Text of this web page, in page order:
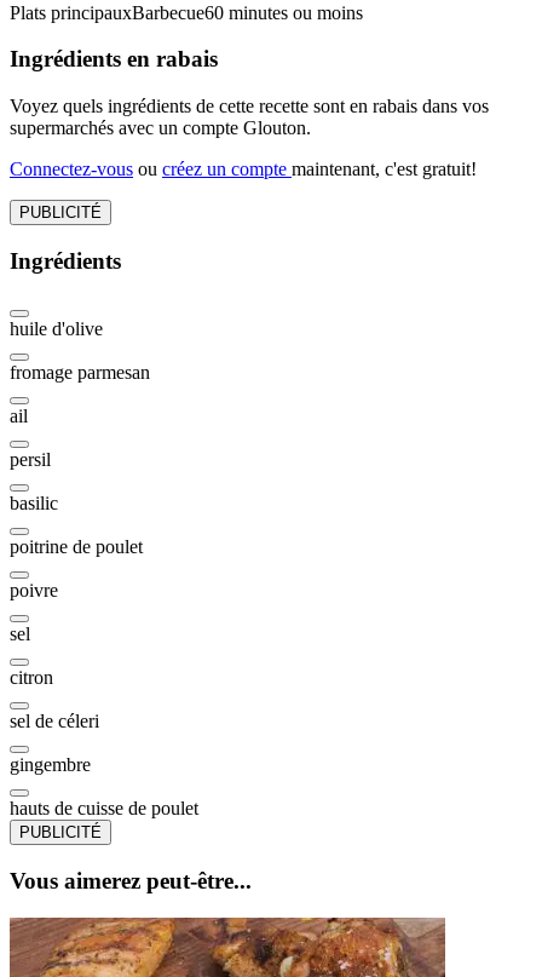
Plats principauxBarbecue60 minutes ou moins
Ingrédients en rabais
Voyez quels ingrédients de cette recette sont en rabais dans vos
supermarchés avec un compte Glouton.
Connectez-vous ou créez un compte maintenant, c'est gratuit!
PUBLICITÉ
Ingrédients
huile d'olive
fromage parmesan
ail
persil
basilic
poitrine de poulet
poivre
sel
citron
sel de céleri
gingembre
hauts de cuisse de poulet
PUBLICITÉ
Vous aimerez peut-être...